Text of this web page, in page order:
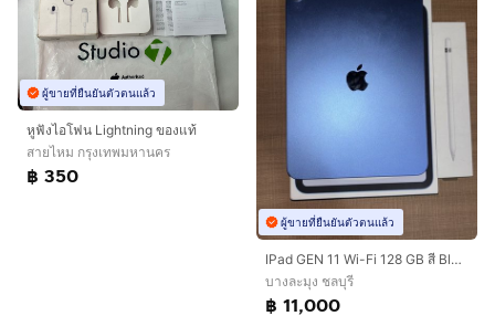
ผู้ขายที่ยืนยันตัวตนแล้ว
หูฟังไอโฟน Lightning ของแท้
สายไหม กรุงเทพมหานคร
฿ 350
ผู้ขายที่ยืนยันตัวตนแล้ว
IPad GEN 11 Wi-Fi 128 GB สี Blue พร้อม Apple Pencil 1
บางละมุง ชลบุรี
฿ 11,000